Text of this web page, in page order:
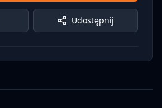
Udostępnij